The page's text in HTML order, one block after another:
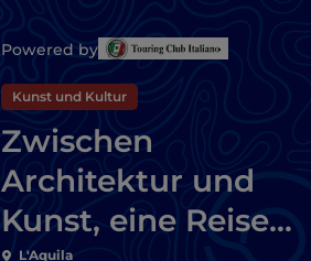
Powered by
Kunst und Kultur
Zwischen
Architektur und
Kunst, eine Reise
L'Aquila